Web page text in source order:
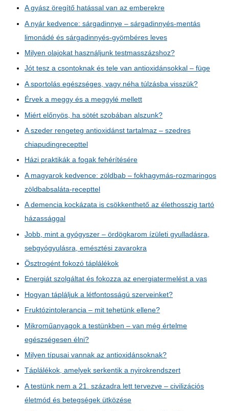
A gyász öregítő hatással van az emberekre
A nyár kedvence: sárgadinnye – sárgadinnyés-mentás
limonádé és sárgadinnyés-gyömbéres leves
Milyen olajokat használjunk testmasszázshoz?
Jót tesz a csontoknak és tele van antioxidánsokkal – füge
A sportolás egészséges, vagy néha túlzásba visszük?
Érvek a meggy és a meggylé mellett
Miért előnyös, ha sötét szobában alszunk?
A szeder rengeteg antioxidánst tartalmaz – szedres
chiapudingrecepttel
Házi praktikák a fogak fehérítésére
A magyarok kedvence: zöldbab – fokhagymás-rozmaringos
zöldbabsaláta-recepttel
A demencia kockázata is csökkenthető az élethosszig tartó
házassággal
Jobb, mint a gyógyszer – ördögkarom ízületi gyulladásra,
sebgyógyulásra, emésztési zavarokra
Ösztrogént fokozó táplálékok
Energiát szolgáltat és fokozza az energiatermelést a vas
Hogyan tápláljuk a létfontosságú szerveinket?
Fruktózintolerancia – mit tehetünk ellene?
Mikroműanyagok a testünkben – van még értelme
egészségesen élni?
Milyen típusai vannak az antioxidánsoknak?
Táplálékok, amelyek serkentik a nyirokrendszert
A testünk nem a 21. századra lett tervezve – civilizációs
életmód és betegségek ütközése